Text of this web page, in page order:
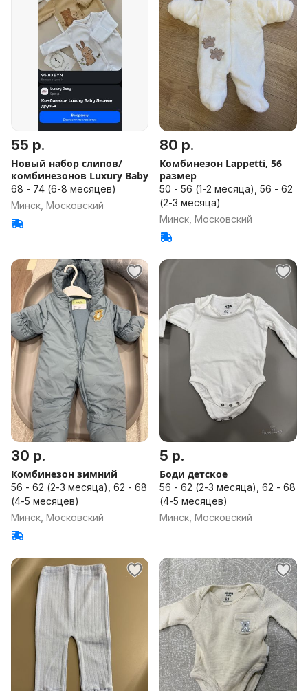
55 р.
Новый набор слипов/
комбинезонов Luxury Baby
68 - 74 (6-8 месяцев)
Минск, Московский
80 р.
Комбинезон Lappetti, 56
размер
50 - 56 (1-2 месяца), 56 - 62
(2-3 месяца)
Минск, Московский
30 р.
Комбинезон зимний
56 - 62 (2-3 месяца), 62 - 68
(4-5 месяцев)
Минск, Московский
5 р.
Боди детское
56 - 62 (2-3 месяца), 62 - 68
(4-5 месяцев)
Минск, Московский